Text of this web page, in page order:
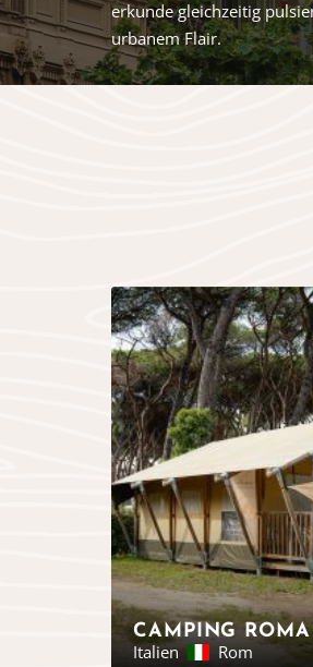
erkunde gleichzeitig
urbanem Flair.
Italien Rom